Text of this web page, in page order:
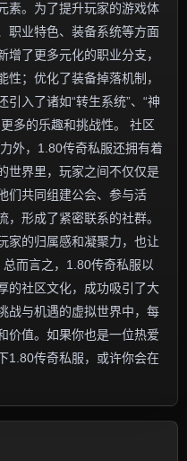
素。为了提升玩家的游戏体
职业特色、装备系统等方面
了更多元化的职业分支，
；优化了装备掉落机制，
入了诸如“转生系统”、“神
多的乐趣和挑战性。 社区
外，1.80传奇私服还拥有着
世界里，玩家之间不仅仅是
们共同组建公会、参与活
形成了紧密联系的社群。
家的归属感和凝聚力，也让
而言之，1.80传奇私服以
的社区文化，成功吸引了大
战与机遇的虚拟世界中，每
价值。如果你也是一位热爱
1.80传奇私服，或许你会在